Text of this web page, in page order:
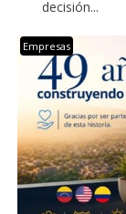
decisión...
Empresas